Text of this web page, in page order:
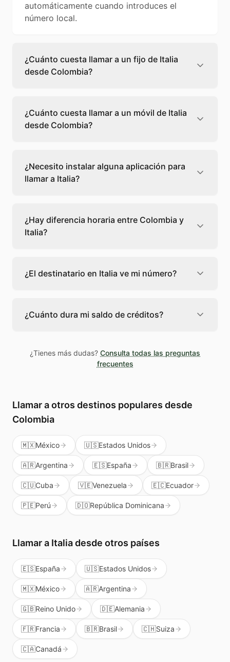
automáticamente cuando introduces el
número local.
¿Cuánto cuesta llamar a un fijo de Italia
desde Colombia?
cuesta 0,04 €/min con Teléfono Global. Verás
el precio exacto antes de marcar para que
sepas qué vas a gastar.
¿Cuánto cuesta llamar a un móvil de Italia
desde Colombia?
cuesta 0,04 €/min con Teléfono Global. Pagas
solo los minutos que hablas, sin cuotas ni
permanencia.
¿Necesito instalar alguna aplicación para
llamar a Italia?
desde tu navegador web. Solo necesitas una
conexión a internet y podrás llamar
directamente a Italia.
¿Hay diferencia horaria entre Colombia y
Italia?
escoge el mejor momento
llamar a a Italia.
¿El destinatario en Italia ve mi número?
número de teléfono normal. Teléfono Global
usa un número identificador para que la
¿Cuánto dura mi saldo de créditos?
mientras tengas la cuenta activa. Puedes
usarlos cuando los necesites sin presión.
¿Tienes más dudas? Consulta todas las preguntas
frecuentes
Llamar a otros destinos populares desde
Colombia
🇲🇽México 🇺🇸Estados Unidos
🇦🇷Argentina 🇪🇸España 🇧🇷Brasil
🇨🇺Cuba 🇻🇪Venezuela 🇪🇨Ecuador
🇵🇪Perú 🇩🇴República Dominicana
Llamar a Italiadesde otros países
🇪🇸España 🇺🇸Estados Unidos
🇲🇽México 🇦🇷Argentina
🇬🇧Reino Unido 🇩🇪Alemania
🇫🇷Francia 🇧🇷Brasil 🇨🇭Suiza
🇨🇦Canadá